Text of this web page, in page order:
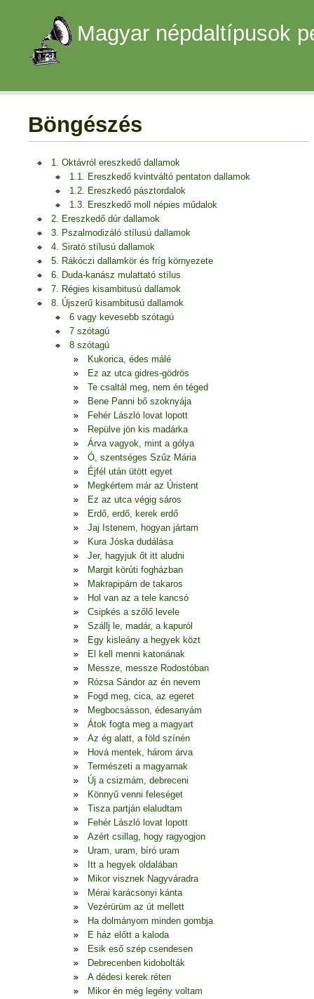
Magyar népdaltípusok
Böngészés
1. Oktávról ereszkedő dallamok
1.1. Ereszkedő kvintváltó pentaton dallamok
1.2. Ereszkedő pásztordalok
1.3. Ereszkedő moll népies műdalok
2. Ereszkedő dúr dallamok
3. Pszalmodizáló stílusú dallamok
4. Sirató stílusú dallamok
5. Rákóczi dallamkör és fríg környezete
6. Duda-kanász mulattató stílus
7. Régies kisambitusú dallamok
8. Újszerű kisambitusú dallamok
6 vagy kevesebb szótagú
7 szótagú
8 szótagú
Kukorica, édes málé
Ez az utca gidres-gödrös
Te csaltál meg, nem én téged
Bene Panni bő szoknyája
Fehér László lovat lopott
Repülve jön kis madárka
Árva vagyok, mint a gólya
Ó, szentséges Szűz Mária
Éjfél után ütött egyet
Megkértem már az Úristent
Ez az utca végig sáros
Erdő, erdő, kerek erdő
Jaj Istenem, hogyan jártam
Kura Jóska dudálása
Jer, hagyjuk őt itt aludni
Margit körúti fogházban
Makrapipám de takaros
Hol van az a tele kancsó
Csipkés a szőlő levele
Szállj le, madár, a kapuról
Egy kisleány a hegyek közt
El kell menni katonának
Messze, messze Rodostóban
Rózsa Sándor az én nevem
Fogd meg, cica, az egeret
Megbocsásson, édesanyám
Átok fogta meg a magyart
Az ég alatt, a föld színén
Hová mentek, három árva
Természeti a magyarnak
Új a csizmám, debreceni
Könnyű venni feleséget
Tisza partján elaludtam
Fehér László lovat lopott
Azért csillag, hogy ragyogjon
Uram, uram, bíró uram
Itt a hegyek oldalában
Mikor visznek Nagyváradra
Mérai karácsonyi kánta
Vezérürüm az út mellett
Ha dolmányom minden gombja
E ház előtt a kaloda
Esik eső szép csendesen
Debrecenben kidobolták
A dédesi kerek réten
Mikor én még legény voltam